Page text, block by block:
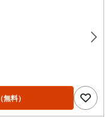
（無料）